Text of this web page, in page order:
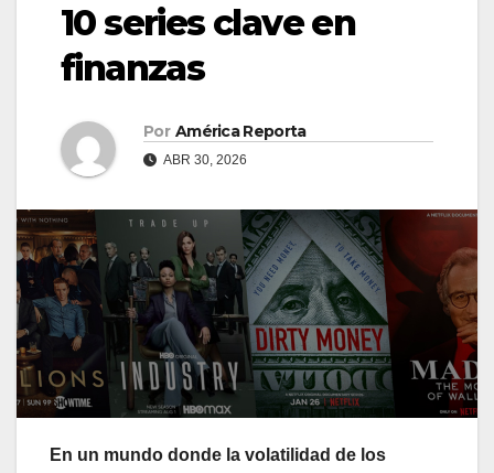
10 series clave en
finanzas
Por América Reporta
ABR 30, 2026
En un mundo donde la volatilidad de los